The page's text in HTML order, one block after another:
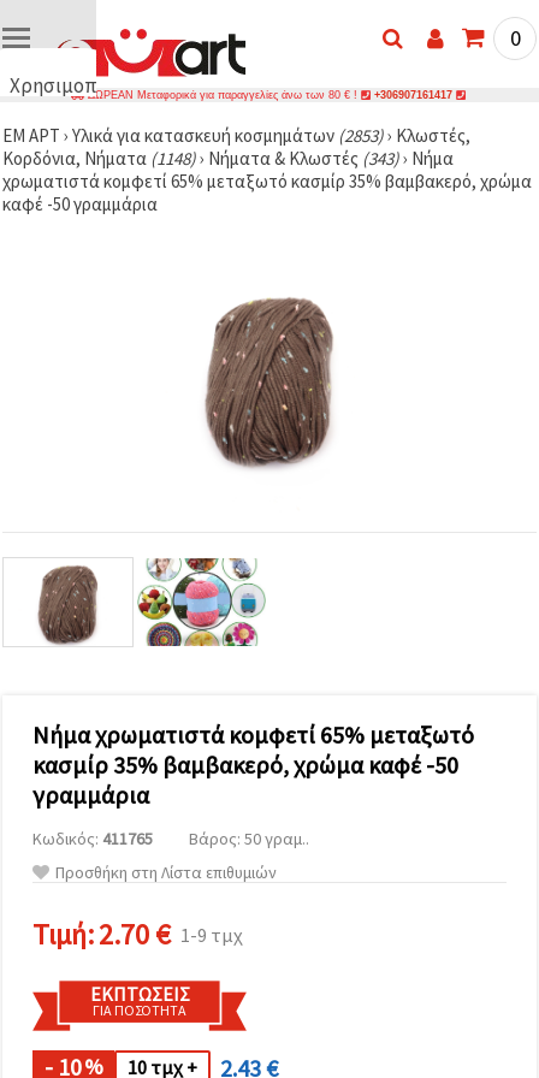
Χρησιμοποιούμε
🍪
Χρησιμοποιούμε
cookies και
παρόμοιες
την
προβάλλουμε
πιο σχετικό
περιεχόμενο
και
τη βοήθεια
συνεργατών
μας για
αναλύσεις
μάρκετινγκ.
Μπορείτε
χρησιμοποιήσετε
cookies
κάνοντας
κλικ στον
0
ΔΩΡΕΑΝ Μεταφορικά για παραγγελίες άνω των 80 € ! +306907161417
ΕΜ ΑΡΤ › Υλικά για κατασκευή κοσμημάτων (2853)› Κλωστές,
Κορδόνια, Νήματα (1148)› Νήματα & Κλωστές (343)› Νήμα
χρωματιστά κομφετί 65% μεταξωτό κασμίρ 35% βαμβακερό, χρώμα
καφέ -50 γραμμάρια
Νήμα χρωματιστά κομφετί 65% μεταξωτό
κασμίρ 35% βαμβακερό, χρώμα καφέ -50
γραμμάρια
Κωδικός: 411765
Βάρος: 50 γραμ..
Προσθήκη στη Λίστα επιθυμιών
Τιμή:2.70 € 1-9 τμχ
ΕΚΠΤΏΣΕΙΣ
ΓΙΑ ΠΟΣΌΤΗΤΑ
- 10% 10 τμχ + 2.43 €